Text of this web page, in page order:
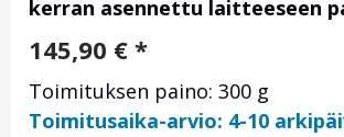
kerran asennettu laitteeseen
145,90 € *
Toimituksen paino: 300 g
Toimitusaika-arvio: 4-10